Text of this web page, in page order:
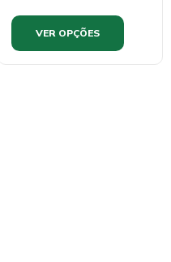
VER OPÇÕES